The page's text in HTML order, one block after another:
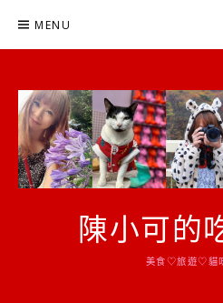
MENU
陳小可的
美食♡旅遊♡貓